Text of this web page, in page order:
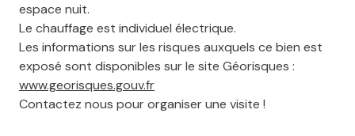
espace nuit.
Le chauffage est individuel électrique.
Les informations sur les risques auxquels ce bien est
exposé sont disponibles sur le site Géorisques :
www.georisques.gouv.fr
Contactez nous pour organiser une visite !